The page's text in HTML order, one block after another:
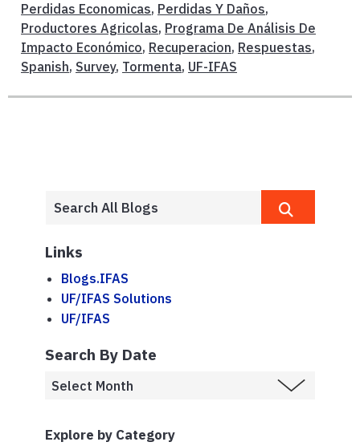
Perdidas Economicas, Perdidas Y Daños,
Productores Agricolas, Programa De Análisis De
Impacto Económico, Recuperacion, Respuestas,
Spanish, Survey, Tormenta, UF-IFAS
Links
Blogs.IFAS
UF/IFAS Solutions
UF/IFAS
Search By Date
Explore by Category